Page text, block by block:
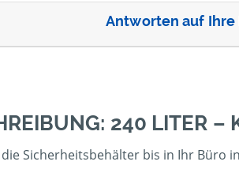
Antworten auf Ihre
240 LITER –
Sicherheitsbehälter bis in Ihr Büro